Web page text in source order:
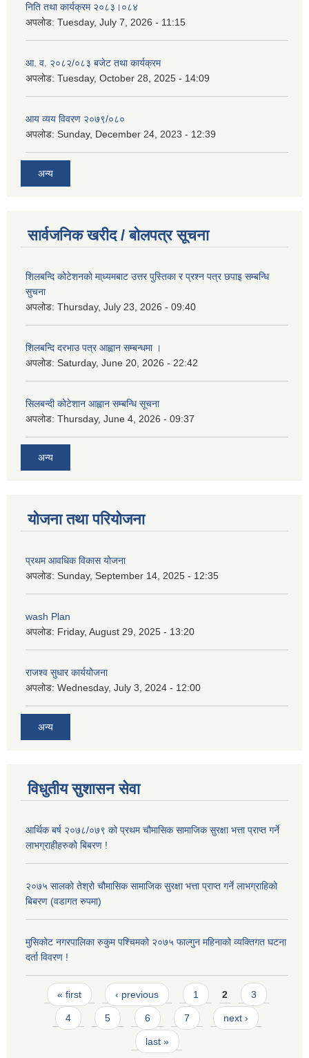
निति तथा कार्यक्रम २०८३।०८४
अपलोड: Tuesday, July 7, 2026 - 11:15
आ. व. २०८२/०८३ बजेट तथा कार्यक्रम
अपलोड: Tuesday, October 28, 2025 - 14:09
आय व्यय विवरण २०७९/०८०
अपलोड: Sunday, December 24, 2023 - 12:39
अन्य
सार्वजनिक खरीद / बोलपत्र सूचना
शिलबन्दि कोटेशनको मा्ध्यमबाट उत्तर पुस्तिका र प्रश्न पत्र छपाइ सम्बन्धि
सुचना
अपलोड: Thursday, July 23, 2026 - 09:40
शिलबन्दि दरभाउ पत्र आह्वान सम्बन्धमा ।
अपलोड: Saturday, June 20, 2026 - 22:42
सिलबन्दी कोटेशान आह्वान सम्बन्धि सूचना
अपलोड: Thursday, June 4, 2026 - 09:37
अन्य
योजना तथा परियोजना
प्रथम आवधिक विकास योजना
अपलोड: Sunday, September 14, 2025 - 12:35
wash Plan
अपलोड: Friday, August 29, 2025 - 13:20
राजश्व सुधार कार्ययोजना
अपलोड: Wednesday, July 3, 2024 - 12:00
अन्य
विधुतीय सुशासन सेवा
आर्थिक बर्ष २०७८/०७९ को प्रथम चौमासिक सामाजिक सुरक्षा भत्ता प्राप्त गर्ने
लाभग्राहीहरुको बिबरण !
२०७५ सालको तेश्रो चौमासिक सामाजिक सुरक्षा भत्ता प्राप्त गर्ने लाभग्राहिको
बिबरण (वडागत रुपमा)
मुसिकोट नगरपालिका रुकुम पश्चिमको २०७५ फाल्गुन महिनाको व्यक्तिगत घटना
दर्ता विवरण !
Pages
« first ‹ previous 1 2 3
4 5 6 7 next ›
last »